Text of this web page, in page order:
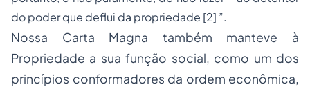
do poder que deflui da propriedade [2] ”.
Nossa Carta Magna também manteve à
Propriedade a sua função social, como um dos
princípios conformadores da ordem econômica,